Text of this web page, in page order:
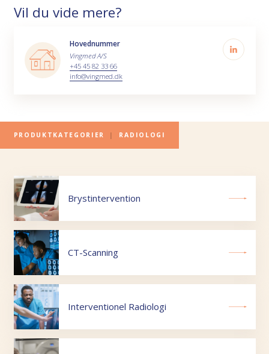
Vil du vide mere?
Hovednummer
Vingmed A/S
+45 45 82 33 66
info@vingmed.dk
PRODUKTKATEGORIER | RADIOLOGI
Brystintervention
CT-Scanning
Interventionel Radiologi